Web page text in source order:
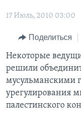
основной
Перейти
поиск
ИТОГИ
ПОЧЕМУ ЭТО
ДИСКУССИЯ VOA
НЬЮ-ЙОРК NEW
АМЕРИКА.
НАША
А КАК В АМЕРИКЕ?
АРТЕФАКТЫ
АМЕРИКАНСКИЕ
ТЕСТЫ
ИНТЕРВЬЮ
ФАКТЫ ПРОТИВ
ЗА СВОБОДУ
УЧИМ
ВИДЕО
ПОДПИСКА НА
17 Июль, 2010 03:00
Поделиться
Некоторые
решили
мусульманскими
урегулирования
палестинского